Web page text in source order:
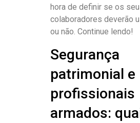
hora de definir se os
colaboradores deverão
ou não. Continue lendo!
Segurança
patrimonial e
profissionais
armados: